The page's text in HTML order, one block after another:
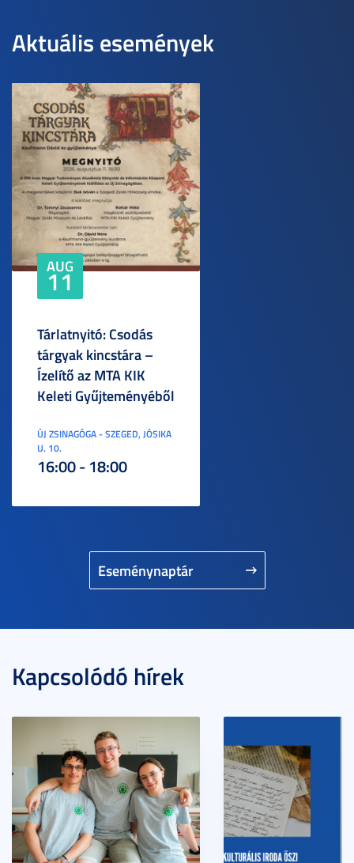
Aktuális események
Eseménynaptár
AUG
11
Tárlatnyitó: Csodás
tárgyak kincstára –
Ízelítő az MTA KIK
Keleti Gyűjteményéből
ÚJ ZSINAGÓGA - SZEGED, JÓSIKA
U. 10.
16:00 - 18:00
Kapcsolódó hírek